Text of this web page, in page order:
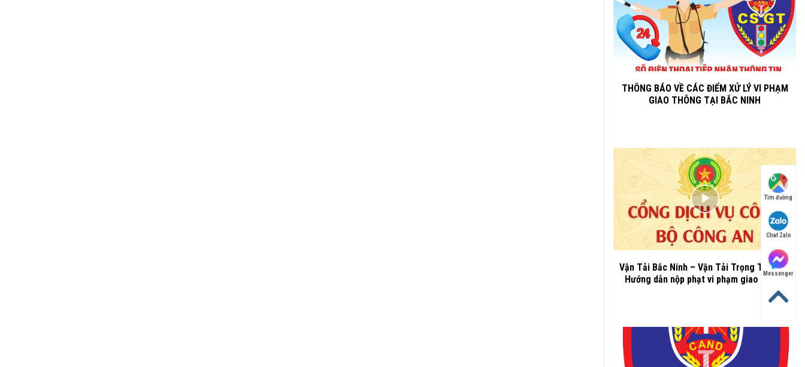
THÔNG BÁO VỀ CÁC ĐIỂM XỬ LÝ VI PHẠM
GIAO THÔNG TẠI BẮC NINH
Vận Tải Bắc Ninh – Vận Tải Trọng Thành –
Hướng dẫn nộp phạt vi phạm giao thông
Tìm đường
Chat Zalo
Messenger